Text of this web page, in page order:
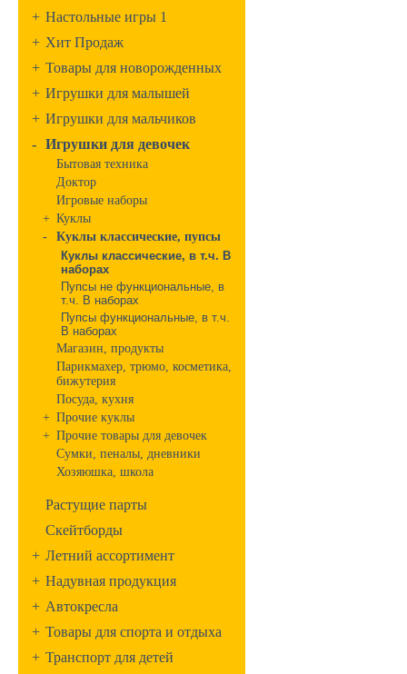
+ Настольные игры 1
+ Хит Продаж
+ Товары для новорожденных
+ Игрушки для малышей
+ Игрушки для мальчиков
- Игрушки для девочек
Бытовая техника
Доктор
Игровые наборы
+ Куклы
-
Куклы классические, пупсы
Куклы классические, в т.ч. В
наборах
Пупсы не функциональные, в
т.ч. В наборах
Пупсы функциональные, в т.ч.
В наборах
Магазин, продукты
Парикмахер, трюмо, косметика,
бижутерия
Посуда, кухня
+ Прочие куклы
+ Прочие товары для девочек
Сумки, пеналы, дневники
Хозяюшка, школа
Растущие парты
Скейтборды
+ Летний ассортимент
+ Надувная продукция
+ Автокресла
+ Товары для спорта и отдыха
+ Транспорт для детей